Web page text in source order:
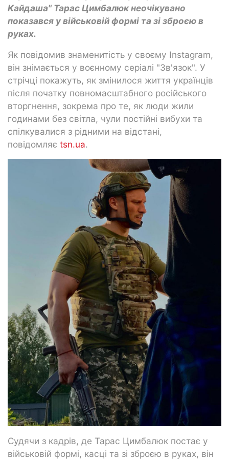
Кайдаша" Тарас Цимбалюк неочікувано
показався у військовій формі та зі зброєю в
руках.
Як повідомив знаменитість у своєму Instagram,
він знімається у воєнному серіалі "Зв'язок". У
стрічці покажуть, як змінилося життя українців
після початку повномасштабного російського
вторгнення, зокрема про те, як люди жили
годинами без світла, чули постійні вибухи та
спілкувалися з рідними на відстані,
повідомляє tsn.ua.
Судячи з кадрів, де Тарас Цимбалюк постає у
військовій формі, касці та зі зброєю в руках, він